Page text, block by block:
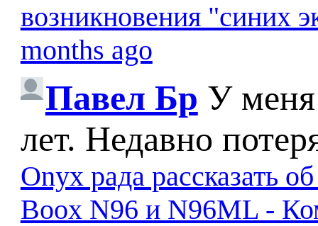
возникновения "синих
months ago
Павел Бр У меня
лет. Недавно
Onyx рада рассказать
Boox N96 и N96ML -